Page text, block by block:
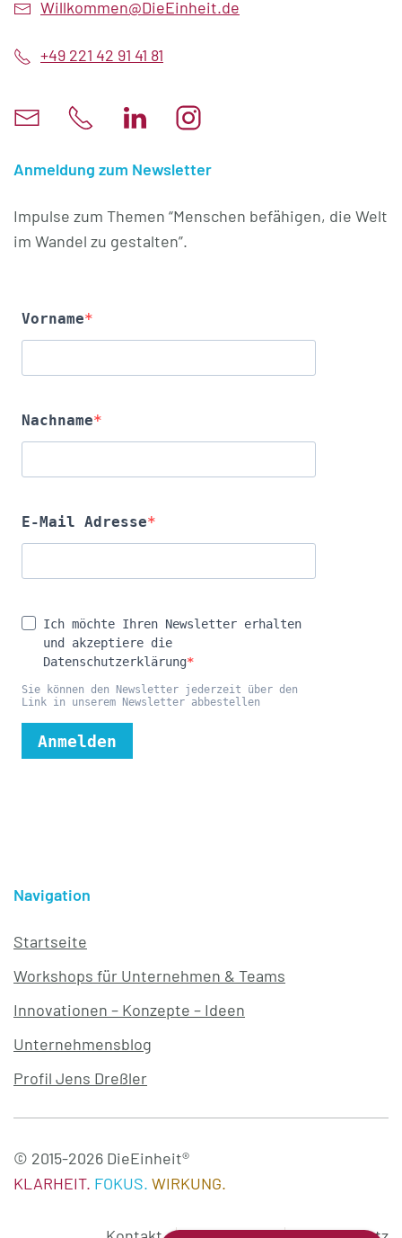
Willkommen@DieEinheit.de
+49 221 42 91 41 81
Anmeldung zum Newsletter
Impulse zum Themen “Menschen befähigen, die Welt
im Wandel zu gestalten”.
Navigation
Startseite
Workshops für Unternehmen & Teams
Innovationen – Konzepte – Ideen
Unternehmensblog
Profil Jens Dreßler
© 2015-2026 DieEinheit®
KLARHEIT. FOKUS. WIRKUNG.